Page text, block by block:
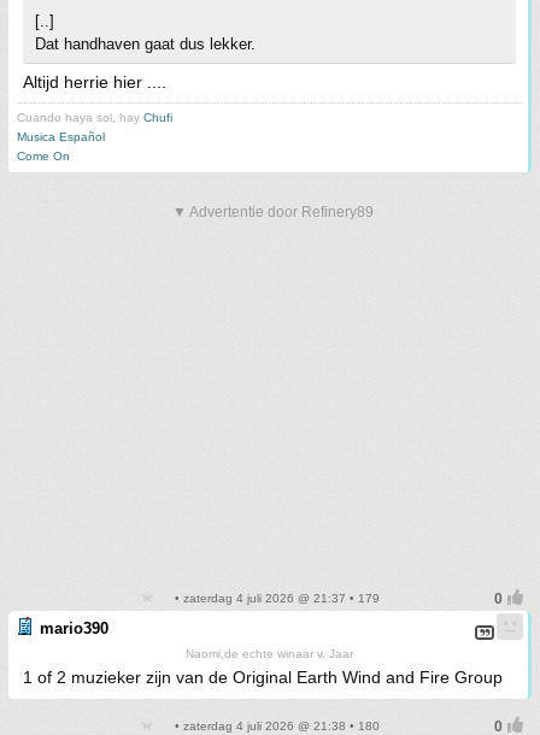
[..]
Dat handhaven gaat dus lekker.
Altijd herrie hier ....
Cuando haya sol, hay Chufi
Musica Español
Come On
▼ Advertentie door Refinery89
• zaterdag 4 juli 2026 @ 21:37 • 179
mario390
Naomi,de echte winaar v. Jaar
1 of 2 muzieker zijn van de Original Earth Wind and Fire Group
• zaterdag 4 juli 2026 @ 21:38 • 180